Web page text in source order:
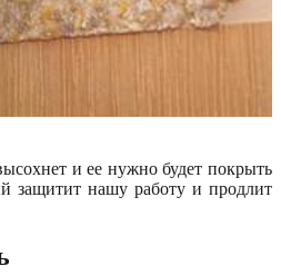
и ее нужно будет покрыть
защитит нашу работу и продлит